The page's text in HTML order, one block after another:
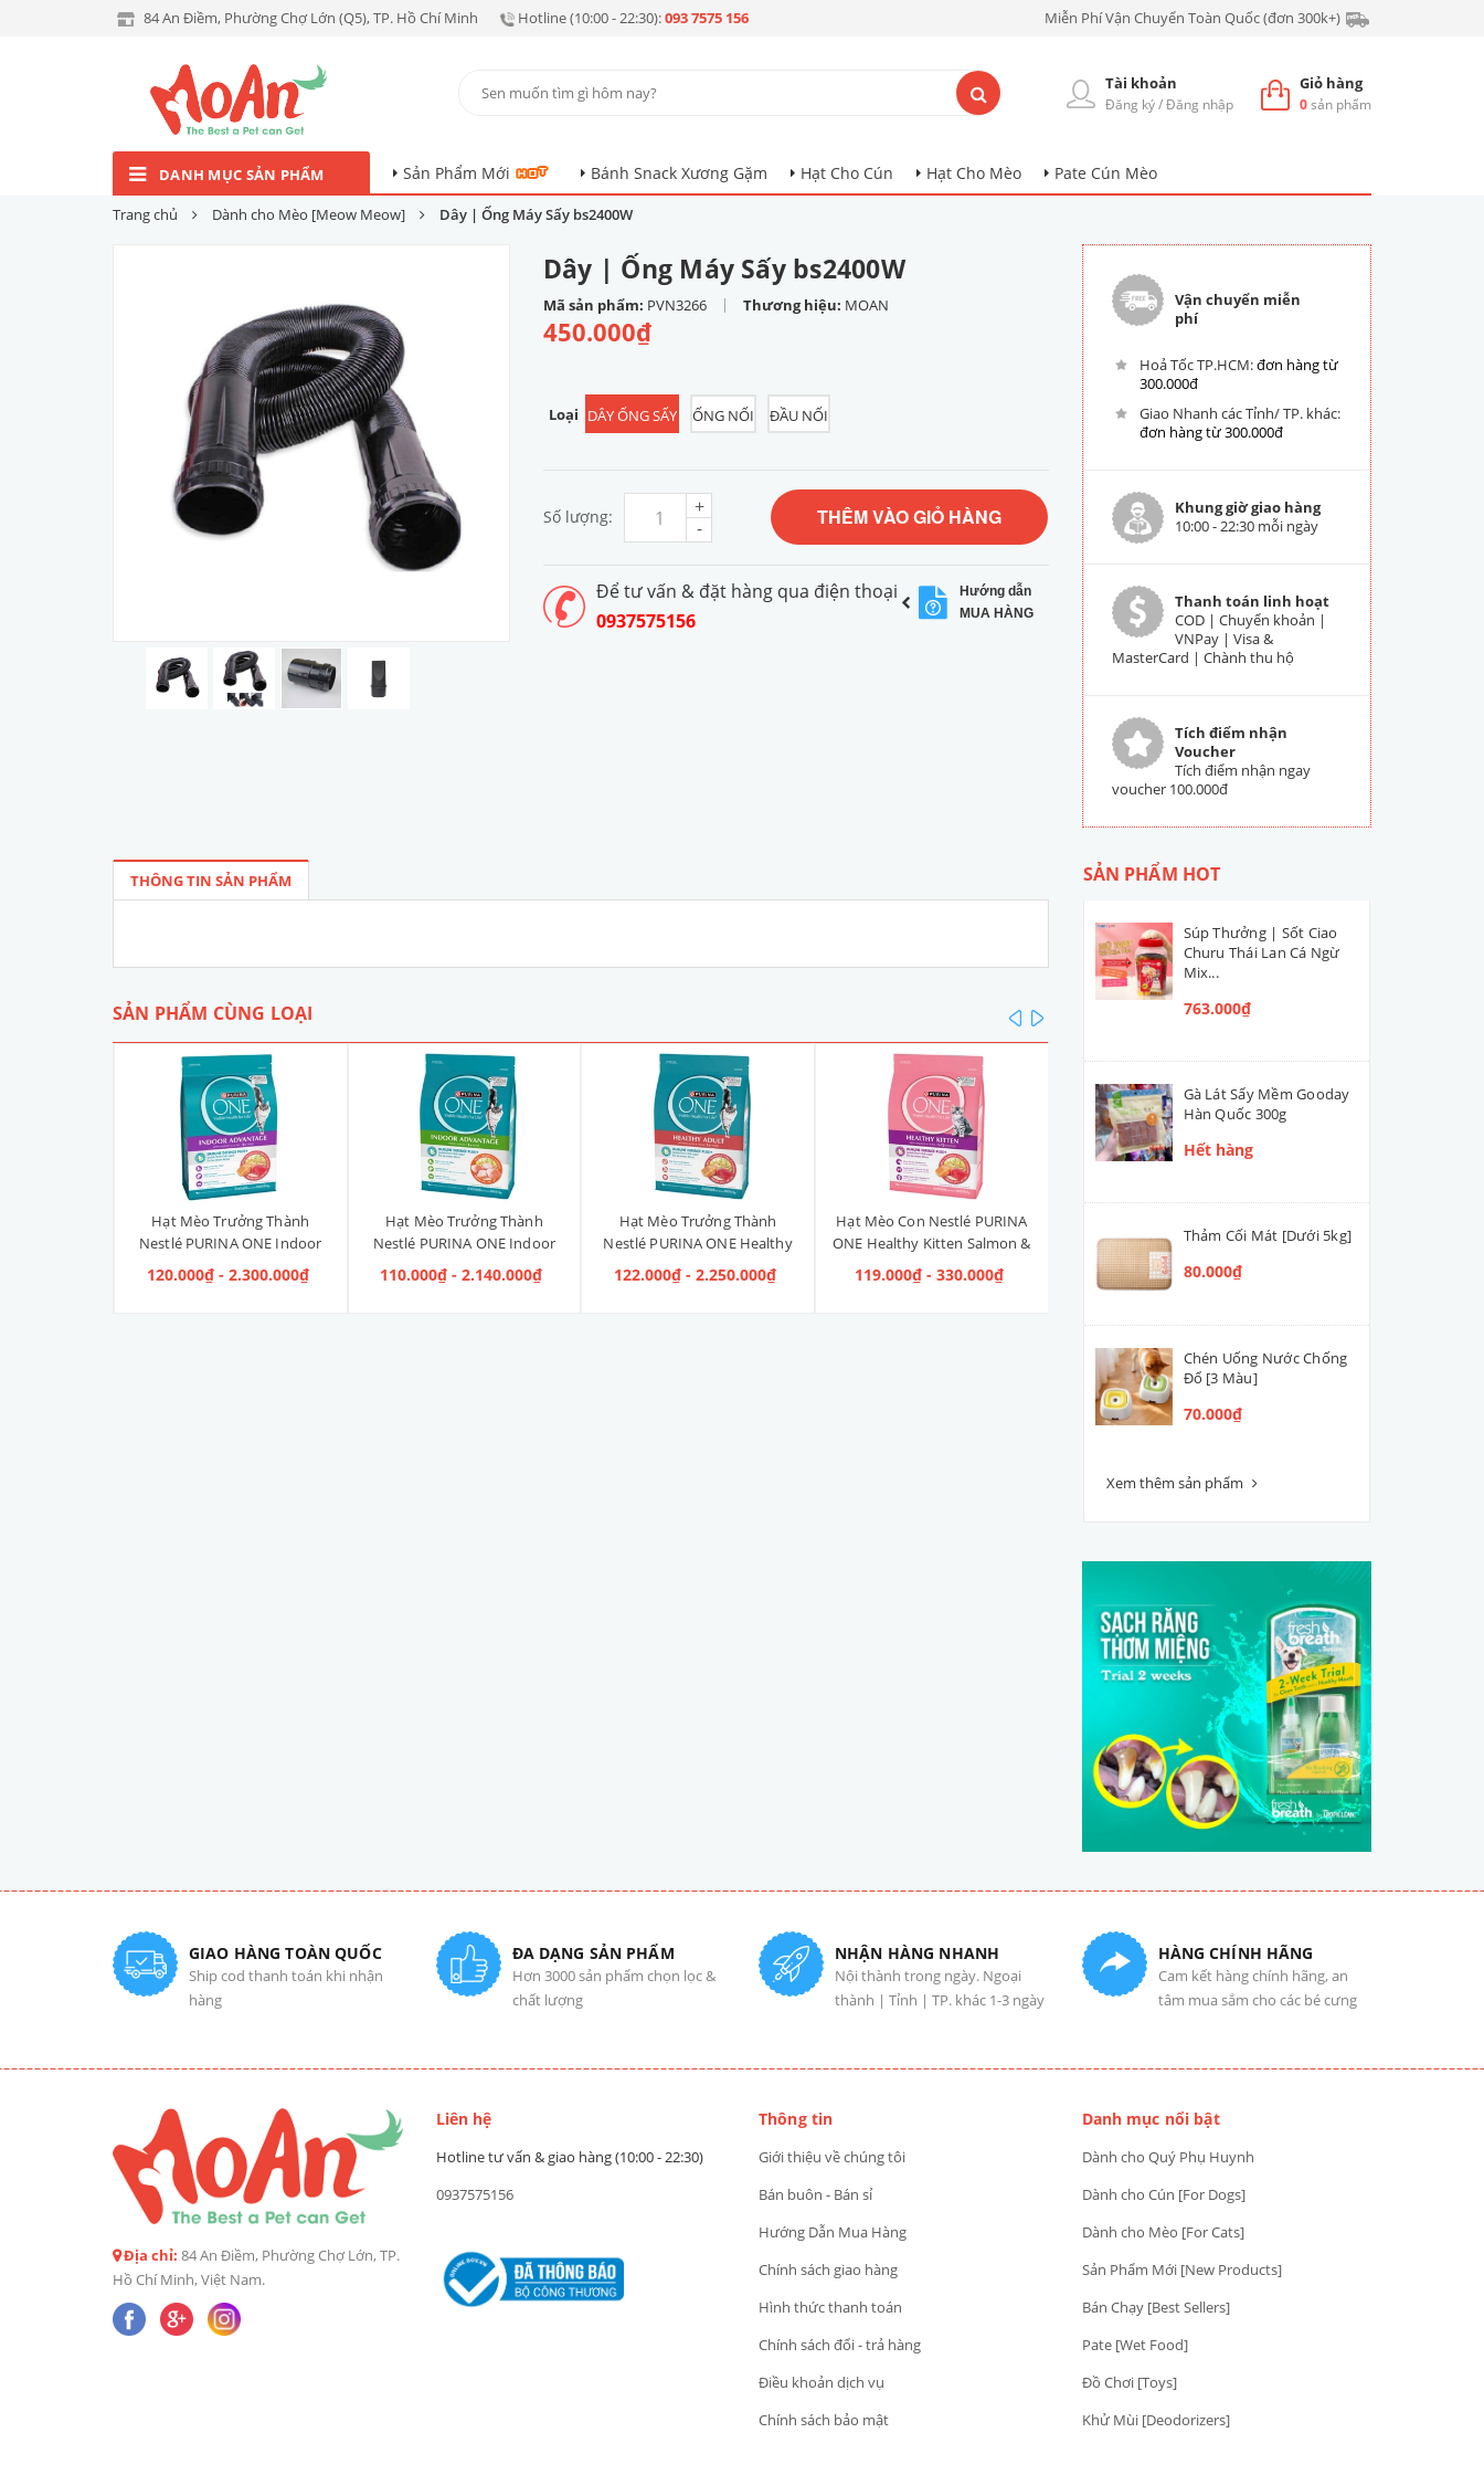
84 An Điềm, Phường Chợ Lớn (Q5), TP. Hồ Chí Minh Hotline (10:00 - 22:30):093 7575 156 Miễn Phí Vận Chuyển Toàn Quốc (đơn 300k+)
Giỏ hàng
0sản phẩm
Tài khoản
Đăng ký/Đăng nhập
DANH MỤC SẢN PHẨM Sản Phẩm Mới Bánh Snack Xương Gặm Hạt Cho Cún Hạt Cho Mèo Pate Cún Mèo
Trang chủ Dành cho Mèo [Meow Meow] Dây | Ống Máy Sấy bs2400W
Dây | Ống Máy Sấy bs2400W
Mã sản phẩm: PVN3266 | Thương hiệu: MOAN
450.000₫
Loại DÂY ỐNG SẤY ỐNG NỐI ĐẦU NỐI
Số lượng: -
+ THÊM VÀO GIỎ HÀNG
Để tư vấn & đặt hàng qua điện thoại
0937575156
Hướng dẫn
MUA HÀNG
Vận chuyển miễn
phí
Hoả Tốc TP.HCM:đơn hàng từ
300.000đ
Giao Nhanh các Tỉnh/ TP. khác:
đơn hàng từ 300.000đ
Khung giờ giao hàng
10:00 - 22:30 mỗi ngày
Thanh toán linh hoạt
COD | Chuyển khoản |
VNPay | Visa &
MasterCard | Chành thu hộ
Tích điểm nhận
Voucher
Tích điểm nhận ngay
voucher 100.000đ
THÔNG TIN SẢN PHẨM
SẢN PHẨM CÙNG LOẠI
Hạt Mèo Trưởng Thành
Nestlé PURINA ONE Indoor
Advantage Salmon & Tuna [Vị
Cá Hồi & Cá Ngừ]
120.000₫ - 2.300.000₫
Hạt Mèo Trưởng Thành
Nestlé PURINA ONE Indoor
Advantage [Vị Gà]
110.000₫ - 2.140.000₫
Hạt Mèo Trưởng Thành
Nestlé PURINA ONE Healthy
Adult Salmon & Tuna [Vị Cá
Hồi & Cá Ngừ]
122.000₫ - 2.250.000₫
Hạt Mèo Con Nestlé PURINA
ONE Healthy Kitten Salmon &
Tuna [Vị Cá Hồi & Cá Ngừ]
119.000₫ - 330.000₫
ONE Healthy Kitten [Vị Gà]
109.000₫ - 300.000₫
Ruột Cún Mèo
prev
SẢN PHẨM HOT
Súp Thưởng | Sốt Ciao
Churu Thái Lan Cá Ngừ
Mix...
763.000₫
Gà Lát Sấy Mềm Gooday
Hàn Quốc 300g
Hết hàng
Thảm Cối Mát [Dưới 5kg]
80.000₫
Chén Uống Nước Chống
Đổ [3 Màu]
70.000₫
Xem thêm sản phẩm
GIAO HÀNG TOÀN QUỐC
Ship cod thanh toán khi nhận
hàng
ĐA DẠNG SẢN PHẨM
Hơn 3000 sản phẩm chọn lọc &
chất lượng
NHẬN HÀNG NHANH
Nội thành trong ngày. Ngoại
thành | Tỉnh | TP. khác 1-3 ngày
HÀNG CHÍNH HÃNG
Cam kết hàng chính hãng, an
tâm mua sắm cho các bé cưng
Địa chỉ: 84 An Điềm, Phường Chợ Lớn, TP.
Hồ Chí Minh, Việt Nam.
Liên hệ
Hotline tư vấn & giao hàng (10:00 - 22:30)
0937575156
Thông tin
Giới thiệu về chúng tôi
Bán buôn - Bán sỉ
Hướng Dẫn Mua Hàng
Chính sách giao hàng
Hình thức thanh toán
Chính sách đổi - trả hàng
Điều khoản dịch vụ
Chính sách bảo mật
Danh mục nổi bật
Dành cho Quý Phụ Huynh
Dành cho Cún [For Dogs]
Dành cho Mèo [For Cats]
Sản Phẩm Mới [New Products]
Bán Chạy [Best Sellers]
Pate [Wet Food]
Đồ Chơi [Toys]
Khử Mùi [Deodorizers]